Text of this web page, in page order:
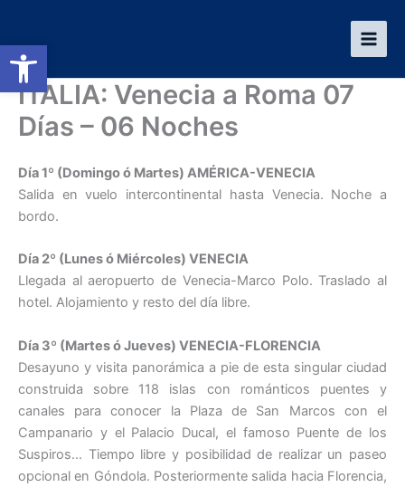
Abrir barra de herramientas
contenido
ITALIA: Venecia a Roma 07
Días – 06 Noches
Día 1º (Domingo ó Martes) AMÉRICA-VENECIA
Salida en vuelo intercontinental hasta Venecia. Noche a
bordo.
Día 2º (Lunes ó Miércoles) VENECIA
Llegada al aeropuerto de Venecia-Marco Polo. Traslado al
hotel. Alojamiento y resto del día libre.
Día 3º (Martes ó Jueves) VENECIA-FLORENCIA
Desayuno y visita panorámica a pie de esta singular ciudad
construida sobre 118 islas con románticos puentes y
canales para conocer la Plaza de San Marcos con el
Campanario y el Palacio Ducal, el famoso Puente de los
Suspiros… Tiempo libre y posibilidad de realizar un paseo
opcional en Góndola. Posteriormente salida hacia Florencia,